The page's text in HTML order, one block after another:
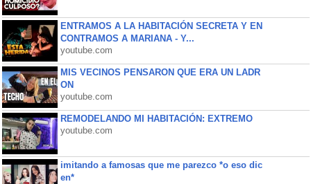
ENTRAMOS A LA HABITACIÓN SECRETA Y EN
CONTRAMOS A MARIANA - Y...
youtube.com
MIS VECINOS PENSARON QUE ERA UN LADR
ON
youtube.com
REMODELANDO MI HABITACIÓN: EXTREMO
youtube.com
imitando a famosas que me parezco *o eso dic
en*